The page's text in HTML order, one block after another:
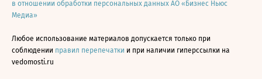
в отношении обработки персональных данных АО «Бизнес Ньюс
Медиа»
Любое использование материалов допускается только при
соблюдении правил перепечатки и при наличии гиперссылки на
vedomosti.ru